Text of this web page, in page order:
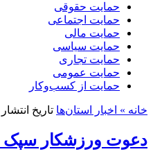
حمایت حقوقی
حمایت اجتماعی
حمایت مالی
حمایت سیاسی
حمایت تجاری
حمایت عمومی
حمایت از کسب‌وکار
خانه » اخبار استان‌ها تاریخ انتشار : 15 دسامبر 2025 -
دعوت ورزشکار سپک